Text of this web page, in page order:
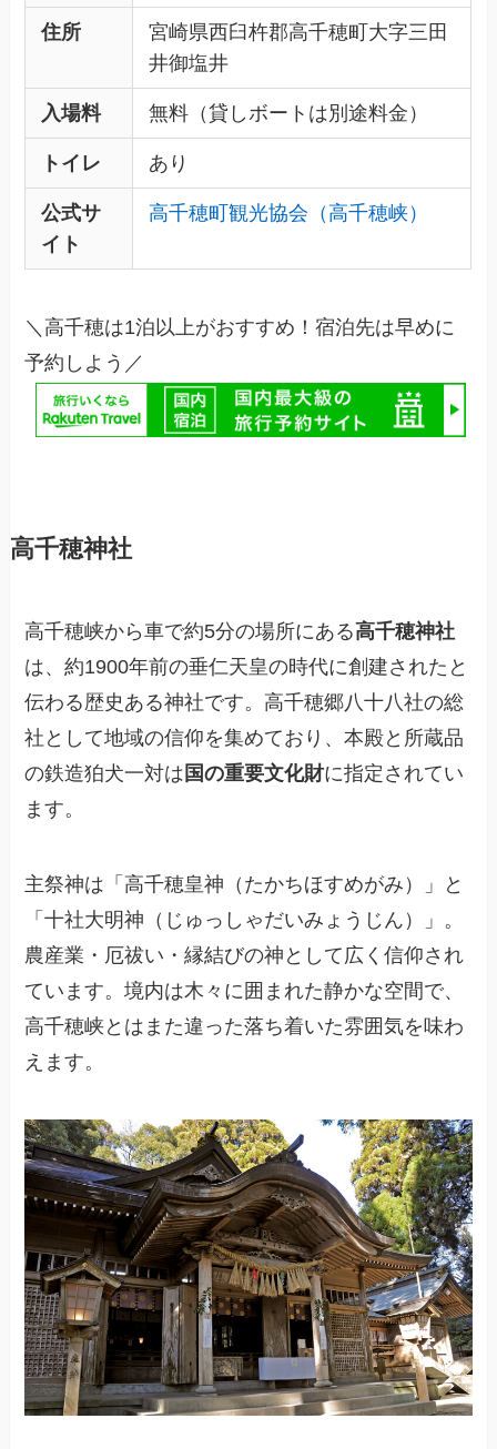
住所
宮崎県西臼杵郡高千穂町大字三田
井御塩井
入場料 無料（貸しボートは別途料金）
トイレ あり
公式サ
イト
高千穂町観光協会（高千穂峡）
＼高千穂は1泊以上がおすすめ！宿泊先は早めに
予約しよう／
高千穂神社
高千穂峡から車で約5分の場所にある高千穂神社
は、約1900年前の垂仁天皇の時代に創建されたと
伝わる歴史ある神社です。高千穂郷八十八社の総
社として地域の信仰を集めており、本殿と所蔵品
の鉄造狛犬一対は 国の重要文化財に指定されてい
ます。
主祭神は「高千穂皇神（たかちほすめがみ）」と
「十社大明神（じゅっしゃだいみょうじん）」。
農産業・厄祓い・縁結びの神として広く信仰され
ています。境内は木々に囲まれた静かな空間で、
高千穂峡とはまた違った落ち着いた雰囲気を味わ
えます。